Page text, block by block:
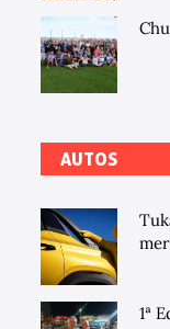
AUTOS
1ª